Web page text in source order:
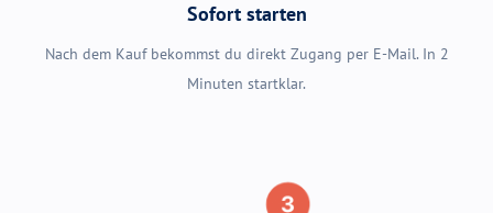
Sofort starten
Nach dem Kauf bekommst du direkt Zugang per E-Mail. In 2
Minuten startklar.